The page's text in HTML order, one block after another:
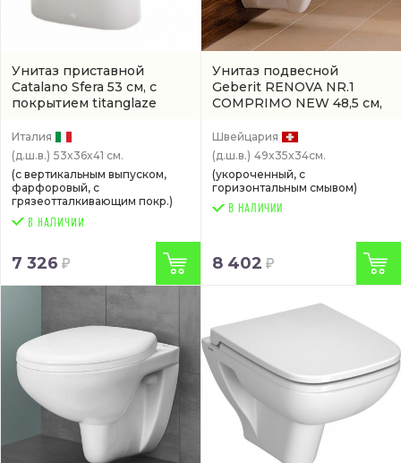
Унитаз приставной
Catalano Sfera 53 см, с
покрытием titanglaze
Италия
(д.ш.в.) 53x36x41 см.
(с вертикальным выпуском,
фарфоровый, с
грязеотталкивающим покр.)
7 326
Унитаз подвесной
Geberit RENOVA NR.1
COMPRIMO NEW 48,5 см,
Швейцария
(д.ш.в.) 49x35x34см.
(укороченный, с
горизонтальным смывом)
В НАЛИЧИИ
8 402